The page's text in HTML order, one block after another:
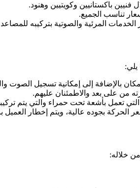
باكستانيين وكويتيين وهنود.
تناسب الجميع.
الخدمات المرئية والصوتية بتركيبه
يلي:
بالإضافة إلى إمكانية تسجيل الصوت
من على بعد والاطمئنان عليهم.
التي تعمل بأشعة تحت حمراء والتي يتم
بجوده عالية، ويتم إخطار العميل
خلاله: